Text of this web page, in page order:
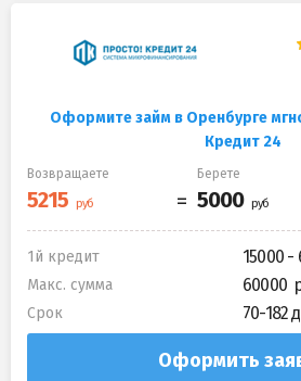
Оформите займ в Оренбурге
Кредит 24
Возвращаете Берете
1й кредит 15000 -
Макс. сумма 60000
Срок 70-182
Оформить